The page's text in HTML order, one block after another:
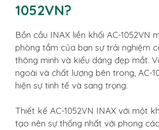
1052VN?
Bồn cầu INAX liền khối AC-1052VN
phòng tắm của bạn sự trải nghiệm
thông minh và kiểu dáng đẹp mắt.
ngoài và chất lượng bên trong, AC-
hiện sự tinh tế và sang trọng.
Thiết kế AC-1052VN INAX với một
tạo nên sự thống nhất với phong